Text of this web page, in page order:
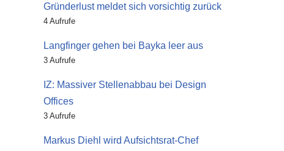
Gründerlust meldet sich vorsichtig zurück
4 Aufrufe
Langfinger gehen bei Bayka leer aus
3 Aufrufe
IZ: Massiver Stellenabbau bei Design
Offices
3 Aufrufe
Markus Diehl wird Aufsichtsrat-Chef